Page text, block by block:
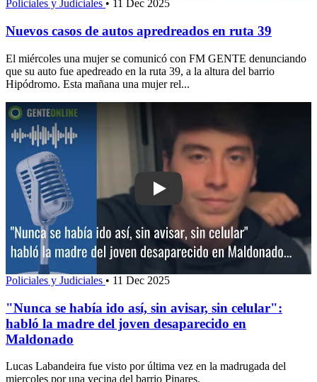
Policiales y Judiciales • 11 Dec 2025
Nuevos casos de autos apredreados en ruta 39
El miércoles una mujer se comunicó con FM GENTE denunciando
que su auto fue apedreado en la ruta 39, a la altura del barrio
Hipódromo. Esta mañana una mujer rel...
Play: "Nunca se había ido así, sin
Policiales y Judiciales • 11 Dec 2025
"Nunca se había ido así, sin avisar, sin celular":
habló la madre del joven desaparecido en
Maldonado
Lucas Labandeira fue visto por última vez en la madrugada del
miercoles por una vecina del barrio Pinares.